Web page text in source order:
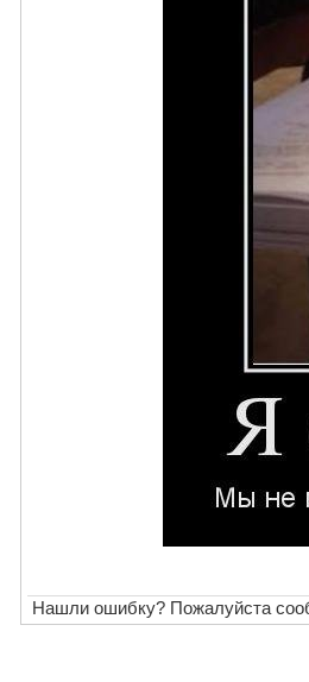
Нашли ошибку? Пожалуйста